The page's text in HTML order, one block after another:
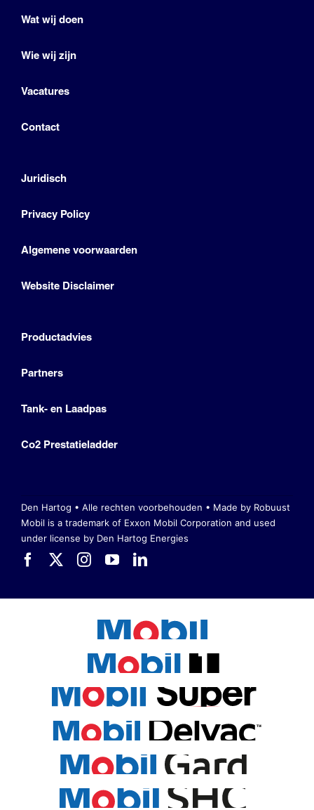
Wat wij doen
Wie wij zijn
Vacatures
Contact
Juridisch
Privacy Policy
Algemene voorwaarden
Website Disclaimer
Productadvies
Partners
Tank- en Laadpas
Co2 Prestatieladder
Den Hartog • Alle rechten voorbehouden • Made by Robuust
Mobil is a trademark of Exxon Mobil Corporation and used
under license by Den Hartog Energies